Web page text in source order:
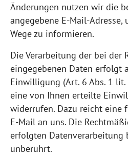
Änderungen nutzen wir die
angegebene E-Mail-Adresse,
Wege zu informieren.
Die Verarbeitung der bei der
eingegebenen Daten erfolgt
Einwilligung (Art. 6 Abs. 1 lit.
eine von Ihnen erteilte
widerrufen. Dazu reicht
E-Mail an uns. Die
erfolgten
unberührt.